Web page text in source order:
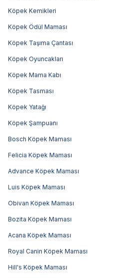
Köpek Kemikleri
Köpek Ödül Maması
Köpek Taşıma Çantası
Köpek Oyuncakları
Köpek Mama Kabı
Köpek Tasması
Köpek Yatağı
Köpek Şampuanı
Bosch Köpek Maması
Felicia Köpek Maması
Advance Köpek Maması
Luis Köpek Maması
Obivan Köpek Maması
Bozita Köpek Maması
Acana Köpek Maması
Royal Canin Köpek Maması
Hill's Köpek Maması